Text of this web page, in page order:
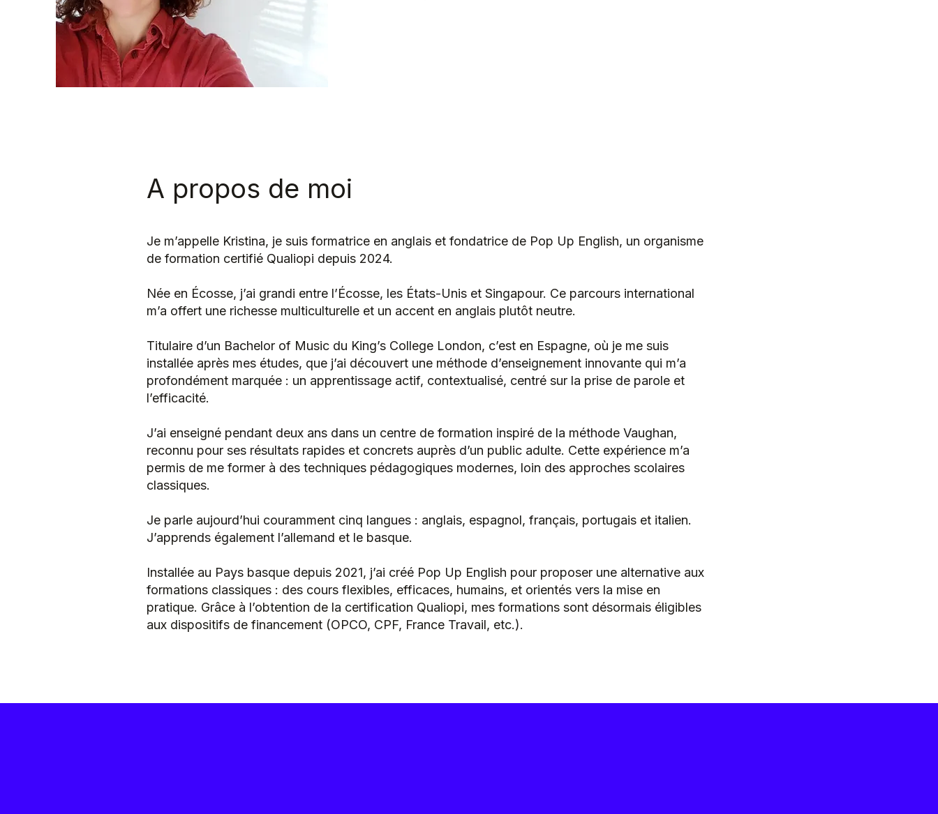
A propos de moi
Je m’appelle Kristina, je suis formatrice en anglais et fondatrice de Pop Up English, un organisme
de formation certifié Qualiopi depuis 2024.
Née en Écosse, j’ai grandi entre l’Écosse, les États-Unis et Singapour. Ce parcours international
m’a offert une richesse multiculturelle et un accent en anglais plutôt neutre.
Titulaire d’un Bachelor of Music du King’s College London, c’est en Espagne, où je me suis
installée après mes études, que j’ai découvert une méthode d’enseignement innovante qui m’a
profondément marquée : un apprentissage actif, contextualisé, centré sur la prise de parole et
l’efficacité.
J’ai enseigné pendant deux ans dans un centre de formation inspiré de la méthode Vaughan,
reconnu pour ses résultats rapides et concrets auprès d’un public adulte. Cette expérience m’a
permis de me former à des techniques pédagogiques modernes, loin des approches scolaires
classiques.
​Je parle aujourd’hui couramment cinq langues : anglais, espagnol, français, portugais et italien.
J’apprends également l’allemand et le basque.
Installée au Pays basque depuis 2021, j’ai créé Pop Up English pour proposer une alternative aux
formations classiques : des cours flexibles, efficaces, humains, et orientés vers la mise en
pratique. Grâce à l’obtention de la certification Qualiopi, mes formations sont désormais éligibles
aux dispositifs de financement (OPCO, CPF, France Travail, etc.).